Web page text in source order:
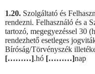
1.20. Szolgáltató és
rendezni. Felhasználó és a
tartozó, megegyezéssel 30
rendezhető esetleges
Bíróság/Törvényszék
[………].hó [………]nap